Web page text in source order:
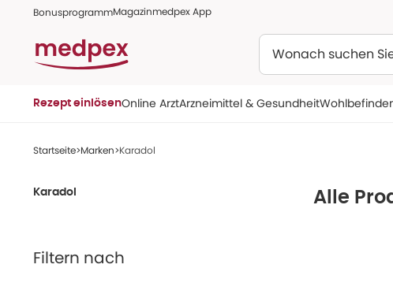
BonusprogrammMagazinmedpex App
Rezept einlösenOnline ArztArzneimittel & Gesundheit
Startseite Marken Karadol
Alle
Karadol
Filtern nach